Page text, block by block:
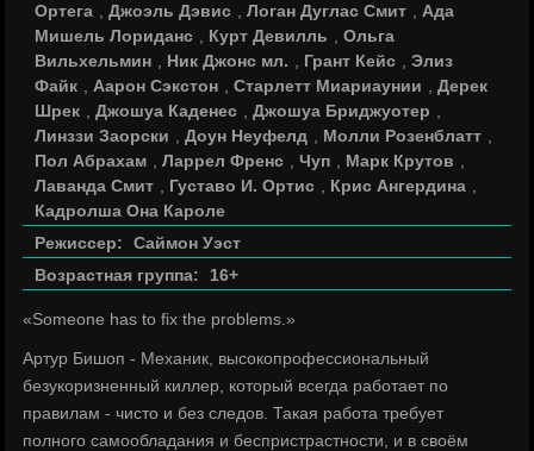
Ортега
,Джоэль Дэвис ,Логан Дуглас Смит
Ада
Мишель Лориданс
Курт Девилль ,Ольга
Вильхельмин
Ник Джонс мл. Грант Кейс ,Элиз
Файк
Аарон Сэкстон ,Старлетт Миариаунии ,Дерек
Шрек
,Джошуа Каденес ,Джошуа Бриджуотер
Линззи Заорски
,Доун Неуфелд Молли Розенблатт
Пол Абрахам
,Ларрел Френс ,Чуп Марк Крутов
Лаванда Смит
Густаво И. Ортис Крис Ангердина
Кадролша Она Кароле
Режиссер:
Саймон Уэст
Возрастная группа:
16+
«Someone has to fix the problems.»
Артур Бишоп - Механик, высокопрофессиональный
безукоризненный киллер, который всегда работает по
правилам - чисто и без следов. Такая работа требует
полного самообладания и беспристрастности, и в своём